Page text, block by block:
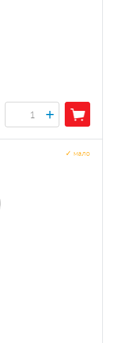
+
мало